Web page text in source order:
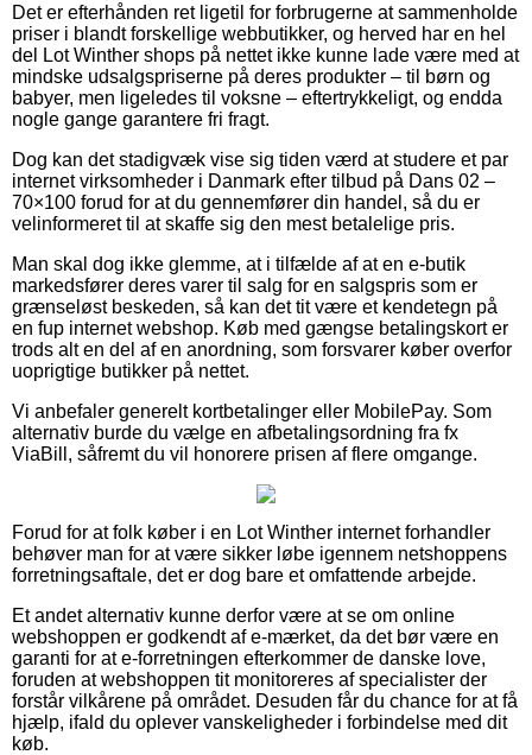
Det er efterhånden ret ligetil for forbrugerne at sammenholde
priser i blandt forskellige webbutikker, og herved har en hel
del Lot Winther shops på nettet ikke kunne lade være med at
mindske udsalgspriserne på deres produkter – til børn og
babyer, men ligeledes til voksne – eftertrykkeligt, og endda
nogle gange garantere fri fragt.
Dog kan det stadigvæk vise sig tiden værd at studere et par
internet virksomheder i Danmark efter tilbud på Dans 02 –
70×100 forud for at du gennemfører din handel, så du er
velinformeret til at skaffe sig den mest betalelige pris.
Man skal dog ikke glemme, at i tilfælde af at en e-butik
markedsfører deres varer til salg for en salgspris som er
grænseløst beskeden, så kan det tit være et kendetegn på
en fup internet webshop. Køb med gængse betalingskort er
trods alt en del af en anordning, som forsvarer køber overfor
uoprigtige butikker på nettet.
Vi anbefaler generelt kortbetalinger eller MobilePay. Som
alternativ burde du vælge en afbetalingsordning fra fx
ViaBill, såfremt du vil honorere prisen af flere omgange.
Forud for at folk køber i en Lot Winther internet forhandler
behøver man for at være sikker løbe igennem netshoppens
forretningsaftale, det er dog bare et omfattende arbejde.
Et andet alternativ kunne derfor være at se om online
webshoppen er godkendt af e-mærket, da det bør være en
garanti for at e-forretningen efterkommer de danske love,
foruden at webshoppen tit monitoreres af specialister der
forstår vilkårene på området. Desuden får du chance for at få
hjælp, ifald du oplever vanskeligheder i forbindelse med dit
køb.